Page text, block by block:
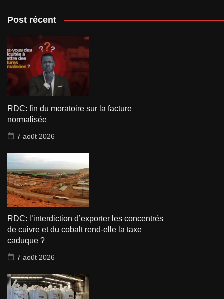
Post récent
RDC: fin du moratoire sur la facture
normalisée
7 août 2026
RDC: l’interdiction d’exporter les concentrés
de cuivre et du cobalt rend-elle la taxe
caduque ?
7 août 2026